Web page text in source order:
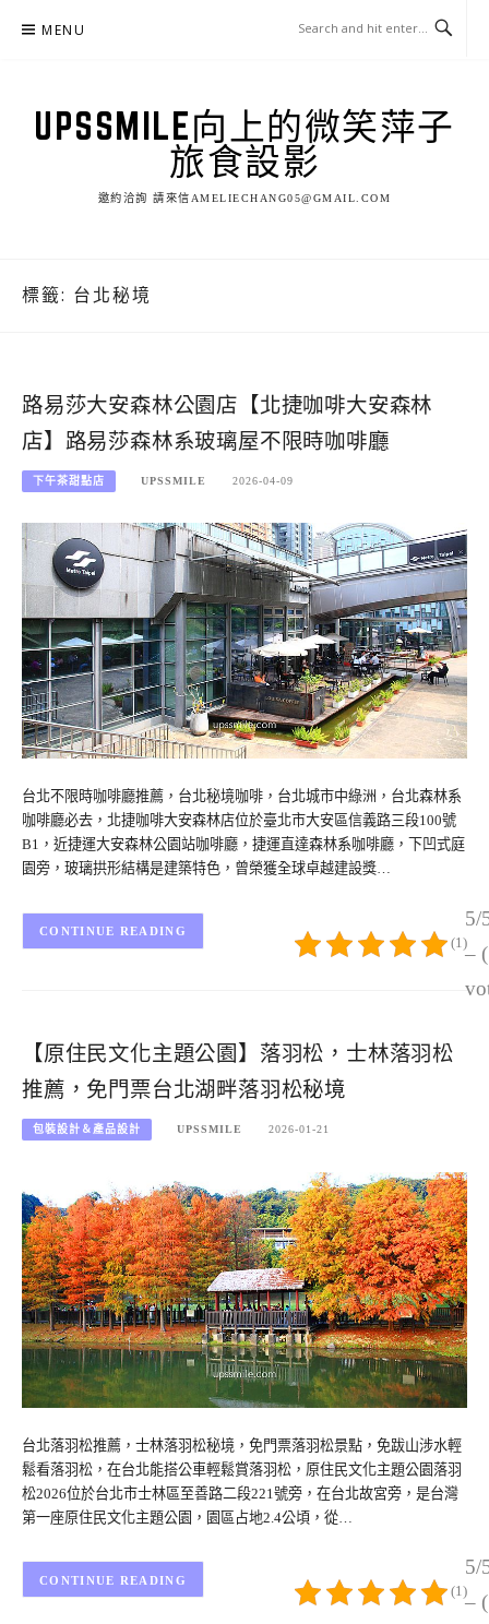
MENU
UPSSMILE向上的微笑萍子
旅食設影
邀約洽詢 請來信AMELIECHANG05@GMAIL.COM
標籤: 台北秘境
路易莎大安森林公園店【北捷咖啡大安森林
店】路易莎森林系玻璃屋不限時咖啡廳
下午茶甜點店 UPSSMILE 2026-04-09
台北不限時咖啡廳推薦，台北秘境咖啡，台北城市中綠洲，台北森林系
咖啡廳必去，北捷咖啡大安森林店位於臺北市大安區信義路三段100號
B1，近捷運大安森林公園站咖啡廳，捷運直達森林系咖啡廳，下凹式庭
園旁，玻璃拱形結構是建築特色，曾榮獲全球卓越建設獎…
5/
–
(1)
CONTINUE READING
【原住民文化主題公園】落羽松，士林落羽松
推薦，免門票台北湖畔落羽松秘境
包裝設計＆產品設計 UPSSMILE 2026-01-21
台北落羽松推薦，士林落羽松秘境，免門票落羽松景點，免跋山涉水輕
鬆看落羽松，在台北能搭公車輕鬆賞落羽松，原住民文化主題公園落羽
松2026位於台北市士林區至善路二段221號旁，在台北故宮旁，是台灣
第一座原住民文化主題公園，園區占地2.4公頃，從…
5/
–
(1)
CONTINUE READING